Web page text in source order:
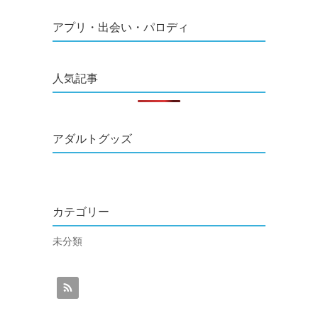
アプリ・出会い・パロディ
人気記事
アダルトグッズ
カテゴリー
未分類